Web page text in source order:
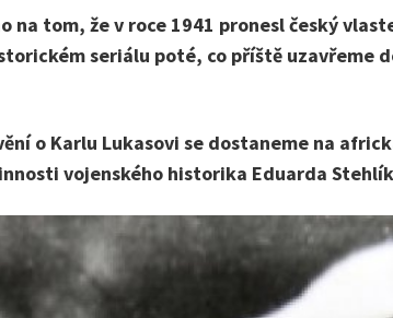
na tom, že v roce 1941 pronesl český
seriálu poté, co příště uzavřeme
o Karlu Lukasovi se dostaneme na
vojenského historika Eduarda